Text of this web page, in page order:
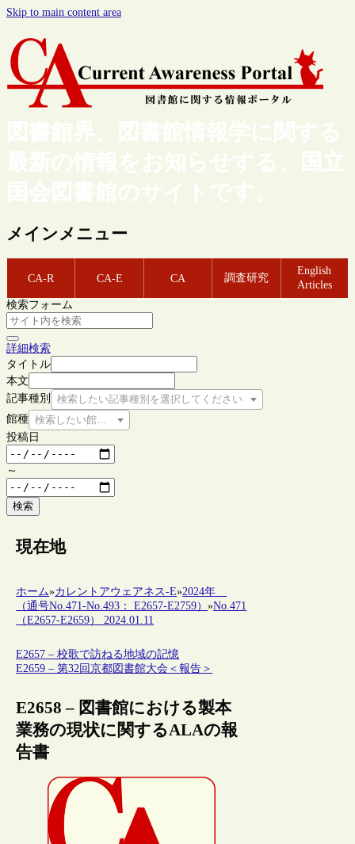
Skip to main content area
図書館界、図書館情報学に関する
最新の情報をお知らせする、国立
国会図書館のサイトです。
メインメニュー
CA-R CA-E CA 調査研究
English
Articles
検索フォーム
詳細検索
タイトル
本文
記事種別
検索したい記事種別を選択してください
館種 検索したい館種を選択してください
投稿日
～
検索
現在地
ホーム»カレントアウェアネス-E»2024年
（通号No.471-No.493： E2657-E2759）»No.471
（E2657-E2659） 2024.01.11
E2657 – 校歌で訪ねる地域の記憶
E2659 – 第32回京都図書館大会＜報告＞
E2658 – 図書館における製本
業務の現状に関するALAの報
告書